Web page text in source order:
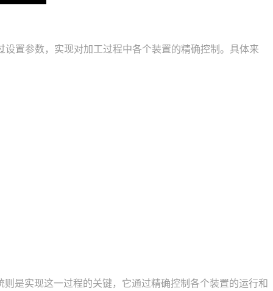
置参数，实现对加工过程中各个装置的精确控制。具体来
实现这一过程的关键，它通过精确控制各个装置的运行和